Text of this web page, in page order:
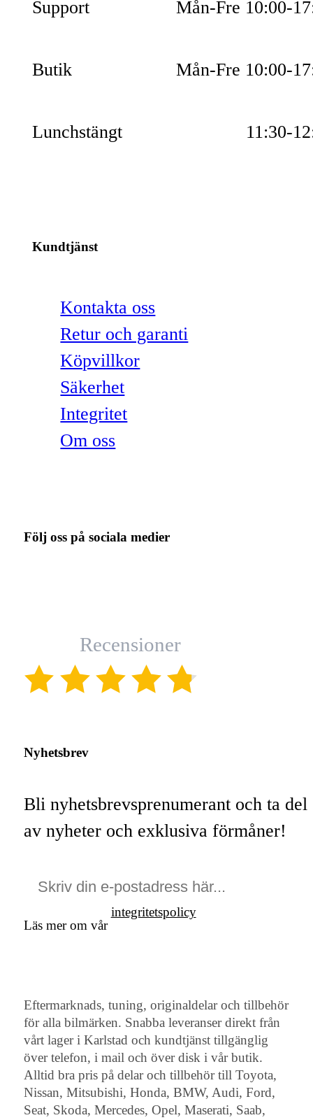
Support Mån-Fre 10:00-
Butik Mån-Fre 10:00-
Lunchstängt 11:30-
Kundtjänst
Kontakta oss
Retur och garanti
Köpvillkor
Säkerhet
Integritet
Om oss
Följ oss på sociala medier
Recensioner
Nyhetsbrev
Bli nyhetsbrevsprenumerant och ta del
av nyheter och exklusiva förmåner!
Läs mer om vår
integritetspolicy
Eftermarknads, tuning, originaldelar och tillbehör
för alla bilmärken. Snabba leveranser direkt från
vårt lager i Karlstad och kundtjänst tillgänglig
över telefon, i mail och över disk i vår butik.
Alltid bra pris på delar och tillbehör till Toyota,
Nissan, Mitsubishi, Honda, BMW, Audi, Ford,
Seat, Skoda, Mercedes, Opel, Maserati, Saab,